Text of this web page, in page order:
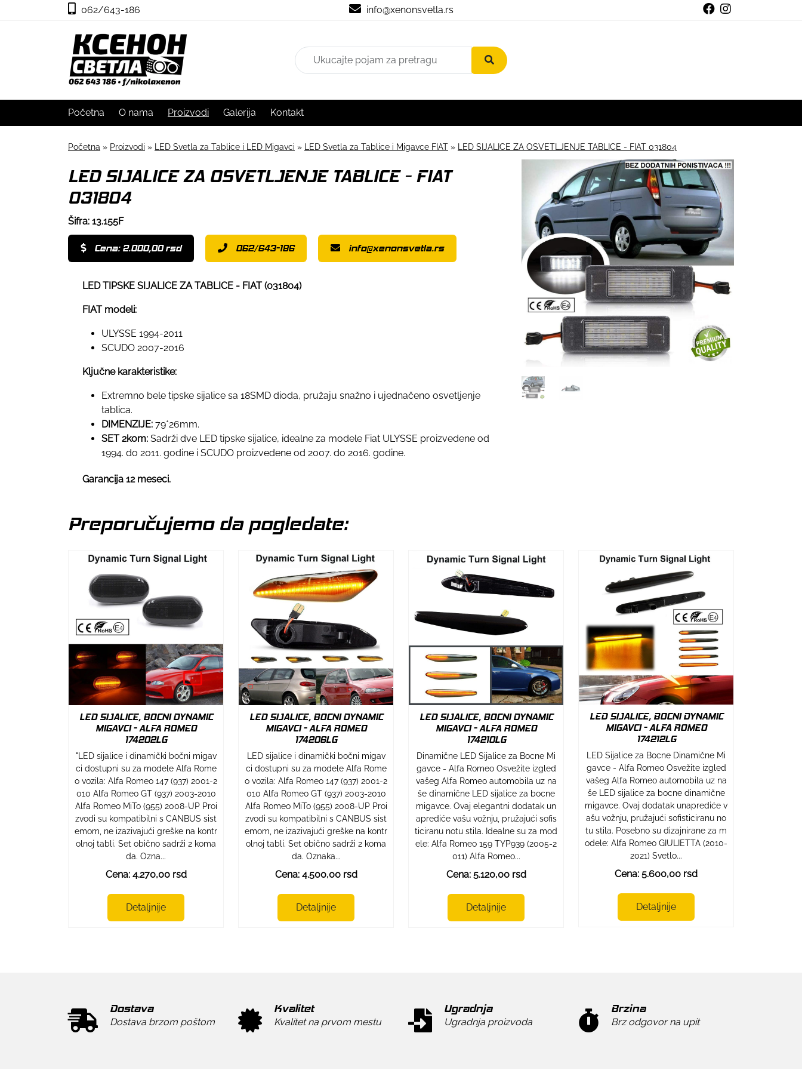
062/643-186 info@xenonsvetla.rs
Početna O nama Proizvodi Galerija Kontakt
Početna » Proizvodi » LED Svetla za Tablice i LED Migavci » LED Svetla za Tablice i Migavce FIAT » LED SIJALICE ZA OSVETLJENJE TABLICE - FIAT 031804
LED SIJALICE ZA OSVETLJENJE TABLICE - FIAT
031804
Šifra: 13.155F
Cena: 2.000,00 rsd 062/643-186 info@xenonsvetla.rs
LED TIPSKE SIJALICE ZA TABLICE - FIAT (031804)
FIAT modeli:
ULYSSE 1994-2011
SCUDO 2007-2016
Ključne karakteristike:
Extremno bele tipske sijalice sa 18SMD dioda, pružaju snažno i ujednačeno osvetljenje
tablica.
DIMENZIJE: 79*26mm.
SET 2kom: Sadrži dve LED tipske sijalice, idealne za modele Fiat ULYSSE proizvedene od
1994. do 2011. godine i SCUDO proizvedene od 2007. do 2016. godine.
Garancija 12 meseci.
Preporučujemo da pogledate:
LED SIJALICE, BOCNI DYNAMIC
MIGAVCI - ALFA ROMEO
174202LG
"LED sijalice i dinamički bočni migav
ci dostupni su za modele Alfa Rome
o vozila: Alfa Romeo 147 (937) 2001-2
010 Alfa Romeo GT (937) 2003-2010
Alfa Romeo MiTo (955) 2008-UP Proi
zvodi su kompatibilni s CANBUS sist
emom, ne izazivajući greške na kontr
olnoj tabli. Set obično sadrži 2 koma
da. Ozna...
Cena: 4.270,00 rsd
Detaljnije
LED SIJALICE, BOCNI DYNAMIC
MIGAVCI - ALFA ROMEO
174206LG
LED sijalice i dinamički bočni migav
ci dostupni su za modele Alfa Rome
o vozila: Alfa Romeo 147 (937) 2001-2
010 Alfa Romeo GT (937) 2003-2010
Alfa Romeo MiTo (955) 2008-UP Proi
zvodi su kompatibilni s CANBUS sist
emom, ne izazivajući greške na kontr
olnoj tabli. Set obično sadrži 2 koma
da. Oznaka...
Cena: 4.500,00 rsd
Detaljnije
LED SIJALICE, BOCNI DYNAMIC
MIGAVCI - ALFA ROMEO
174210LG
Dinamične LED Sijalice za Bocne Mi
gavce - Alfa Romeo Osvežite izgled
vašeg Alfa Romeo automobila uz na
še dinamične LED sijalice za bocne
migavce. Ovaj elegantni dodatak un
aprediće vašu vožnju, pružajući sofis
ticiranu notu stila. Idealne su za mod
ele: Alfa Romeo 159 TYP939 (2005-2
011) Alfa Romeo...
Cena: 5.120,00 rsd
Detaljnije
LED SIJALICE, BOCNI DYNAMIC
MIGAVCI - ALFA ROMEO
174212LG
LED Sijalice za Bocne Dinamične Mi
gavce - Alfa Romeo Osvežite izgled
vašeg Alfa Romeo automobila uz na
še LED sijalice za bocne dinamične
migavce. Ovaj dodatak unaprediće v
ašu vožnju, pružajući sofisticiranu no
tu stila. Posebno su dizajnirane za m
odele: Alfa Romeo GIULIETTA (2010-
2021) Svetlo...
Cena: 5.600,00 rsd
Detaljnije
Dostava
Dostava brzom poštom
Kvalitet
Kvalitet na prvom mestu
Ugradnja
Ugradnja proizvoda
Brzina
Brz odgovor na upit